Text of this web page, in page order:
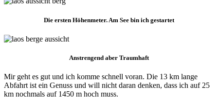
Die ersten Höhenmeter. Am See bin ich gestartet
Anstrengend aber Traumhaft
Mir geht es gut und ich komme schnell voran. Die 13 km lange
Abfahrt ist ein Genuss und will nicht daran denken, dass ich auf 25
km nochmals auf 1450 m hoch muss.